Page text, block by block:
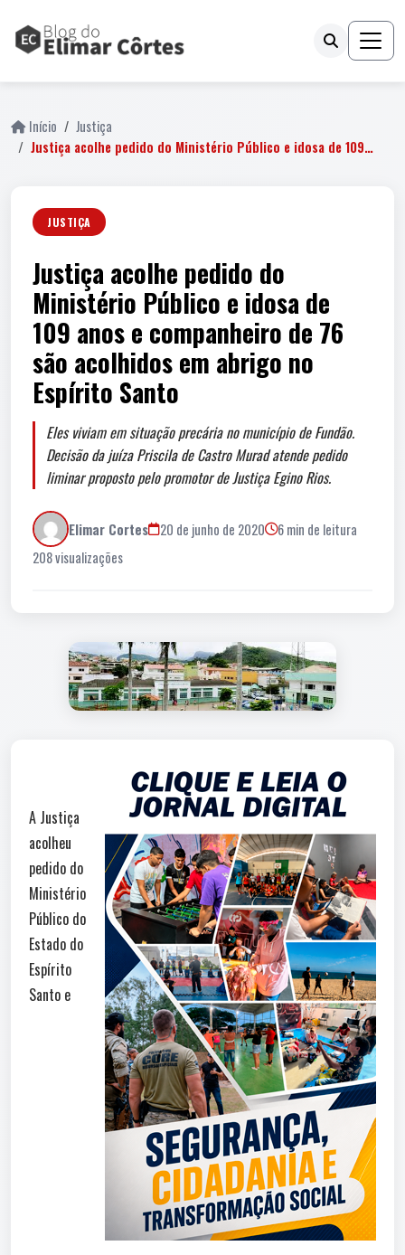
Início
Justiça
Justiça acolhe pedido do Ministério Público e idosa de 109…
JUSTIÇA
Justiça acolhe pedido do
Ministério Público e idosa de
109 anos e companheiro de 76
são acolhidos em abrigo no
Espírito Santo
Eles viviam em situação precária no município de Fundão.
Decisão da juíza Priscila de Castro Murad atende pedido
liminar proposto pelo promotor de Justiça Egino Rios.
Elimar Cortes 20 de junho de 2020
6 min de leitura
208 visualizações
A Justiça
acolheu
pedido do
Ministério
Público do
Estado do
Espírito
Santo e